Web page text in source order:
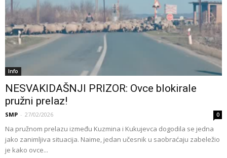
Info
NESVAKIDAŠNJI PRIZOR: Ovce blokirale
pružni prelaz!
SMP - 27/02/2026 0
Na pružnom prelazu između Kuzmina i Kukujevca dogodila se jedna
jako zanimljiva situacija. Naime, jedan učesnik u saobraćaju zabeležio
je kako ovce...